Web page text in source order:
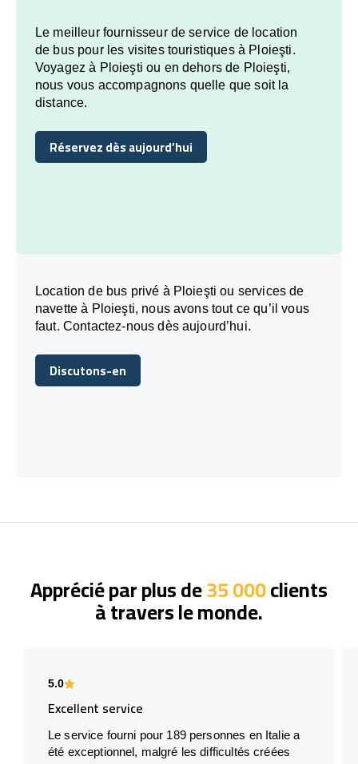
Le meilleur fournisseur de service de location
de bus pour les visites touristiques à Ploieşti.
Voyagez à Ploieşti ou en dehors de Ploieşti,
nous vous accompagnons quelle que soit la
distance.
Réservez dès aujourd’hui
Réservez dès aujourd’hui
Location de bus privé à Ploieşti ou services de
navette à Ploieşti, nous avons tout ce qu’il vous
faut. Contactez-nous dès aujourd’hui.
Discutons-en
Discutons-en
Apprécié par plus de35 000clients
à travers le monde.
5.0
Excellent service
Le service fourni pour 189 personnes en Italie a
été exceptionnel, malgré les difficultés créées